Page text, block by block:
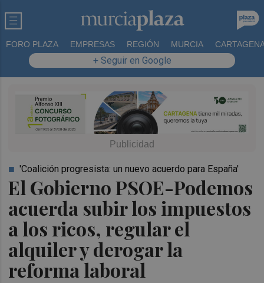
FORO PLAZA EMPRESAS REGIÓN MURCIA
+ Seguir en Google
El Gobierno PSOE-Podemos
acuerda subir los impuestos
a los ricos, regular el
alquiler y derogar la
reforma laboral
'Coalición progresista: un nuevo acuerdo para España'